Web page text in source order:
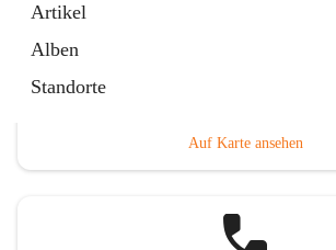
Artikel
Alben
Standorte
Auf Karte ansehen